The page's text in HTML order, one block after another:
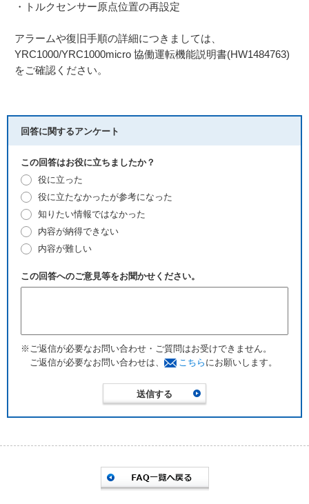
・トルクセンサー原点位置の再設定
アラームや復旧手順の詳細につきましては、
YRC1000/YRC1000micro 協働運転機能説明書(HW1484763)
をご確認ください。
回答に関するアンケート
この回答はお役に立ちましたか？
役に立った
役に立たなかったが参考になった
知りたい情報ではなかった
内容が納得できない
内容が難しい
この回答へのご意見等をお聞かせください。
※ご返信が必要なお問い合わせ・ご質問はお受けできません。
ご返信が必要なお問い合わせは、
こちら にお願いします。